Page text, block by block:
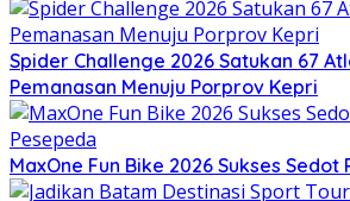
Spider Challenge 2026 Satukan 67
Pemanasan Menuju Porprov Kepri
MaxOne Fun Bike 2026 Sukses